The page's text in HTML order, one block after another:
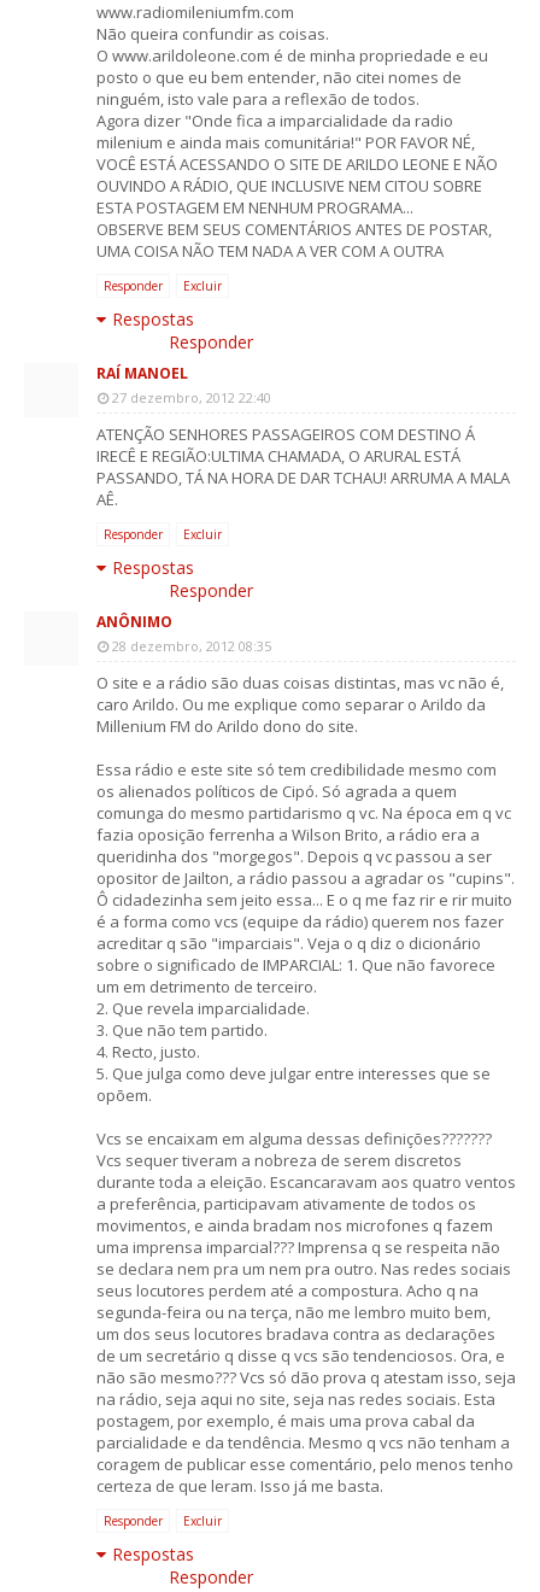
www.radiomileniumfm.com
Não queira confundir as coisas.
O www.arildoleone.com é de minha propriedade e eu
posto o que eu bem entender, não citei nomes de
ninguém, isto vale para a reflexão de todos.
Agora dizer "Onde fica a imparcialidade da radio
milenium e ainda mais comunitária!" POR FAVOR NÉ,
VOCÊ ESTÁ ACESSANDO O SITE DE ARILDO LEONE E NÃO
OUVINDO A RÁDIO, QUE INCLUSIVE NEM CITOU SOBRE
ESTA POSTAGEM EM NENHUM PROGRAMA...
OBSERVE BEM SEUS COMENTÁRIOS ANTES DE POSTAR,
UMA COISA NÃO TEM NADA A VER COM A OUTRA
Responder Excluir
Respostas
Responder
RAÍ MANOEL
27 dezembro, 2012 22:40
ATENÇÃO SENHORES PASSAGEIROS COM DESTINO Á
IRECÊ E REGIÃO:ULTIMA CHAMADA, O ARURAL ESTÁ
PASSANDO, TÁ NA HORA DE DAR TCHAU! ARRUMA A MALA
AÊ.
Responder Excluir
Respostas
Responder
ANÔNIMO
28 dezembro, 2012 08:35
O site e a rádio são duas coisas distintas, mas vc não é,
caro Arildo. Ou me explique como separar o Arildo da
Millenium FM do Arildo dono do site.
Essa rádio e este site só tem credibilidade mesmo com
os alienados políticos de Cipó. Só agrada a quem
comunga do mesmo partidarismo q vc. Na época em q vc
fazia oposição ferrenha a Wilson Brito, a rádio era a
queridinha dos "morgegos". Depois q vc passou a ser
opositor de Jailton, a rádio passou a agradar os "cupins".
Ô cidadezinha sem jeito essa... E o q me faz rir e rir muito
é a forma como vcs (equipe da rádio) querem nos fazer
acreditar q são "imparciais". Veja o q diz o dicionário
sobre o significado de IMPARCIAL: 1. Que não favorece
um em detrimento de terceiro.
2. Que revela imparcialidade.
3. Que não tem partido.
4. Recto, justo.
5. Que julga como deve julgar entre interesses que se
opõem.
Vcs se encaixam em alguma dessas definições???????
Vcs sequer tiveram a nobreza de serem discretos
durante toda a eleição. Escancaravam aos quatro ventos
a preferência, participavam ativamente de todos os
movimentos, e ainda bradam nos microfones q fazem
uma imprensa imparcial??? Imprensa q se respeita não
se declara nem pra um nem pra outro. Nas redes sociais
seus locutores perdem até a compostura. Acho q na
segunda-feira ou na terça, não me lembro muito bem,
um dos seus locutores bradava contra as declarações
de um secretário q disse q vcs são tendenciosos. Ora, e
não são mesmo??? Vcs só dão prova q atestam isso, seja
na rádio, seja aqui no site, seja nas redes sociais. Esta
postagem, por exemplo, é mais uma prova cabal da
parcialidade e da tendência. Mesmo q vcs não tenham a
coragem de publicar esse comentário, pelo menos tenho
certeza de que leram. Isso já me basta.
Responder Excluir
Respostas
Responder